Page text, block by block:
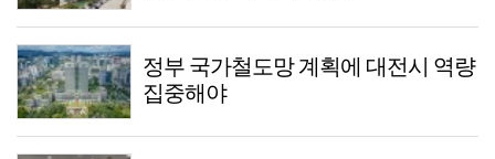
정부 국가철도망 계획에 대전시 역량
집중해야